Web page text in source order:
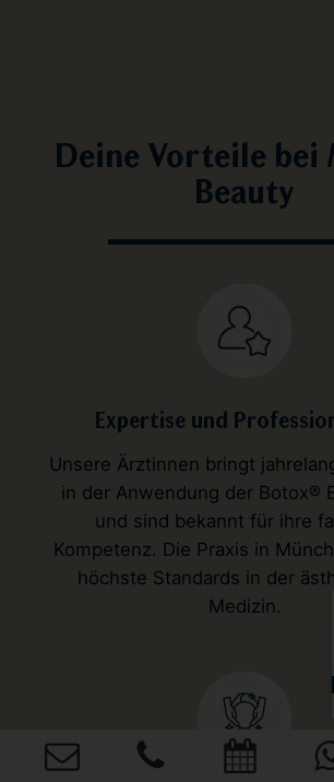
Deine Vorteile bei
Beauty
Expertise und
Unsere Ärztinnen bringt
in der Anwendung der Botox®
und sind bekannt für ihre
Kompetenz. Die Praxis in
höchste Standards in der
Medizin.
SEHR GUT
4,91
/
5,00
237
Bewertungen von
3
Blick aufs